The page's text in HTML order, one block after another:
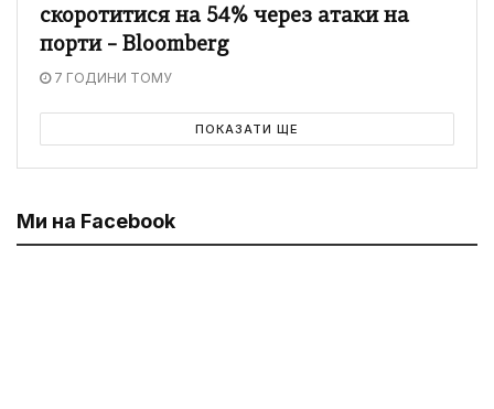
скоротитися на 54% через атаки на
порти – Bloomberg
7 ГОДИНИ ТОМУ
ПОКАЗАТИ ЩЕ
Ми на Facebook